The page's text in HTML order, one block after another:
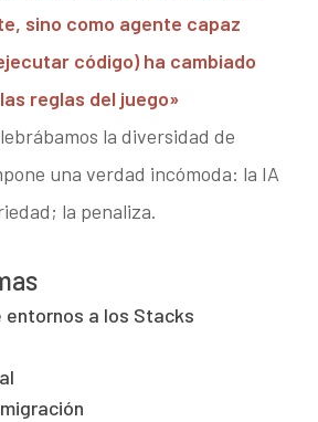
sino como agente capaz
código) ha cambiado
reglas del juego»
la diversidad de
una verdad incómoda: la IA
la penaliza.
entornos a los Stacks